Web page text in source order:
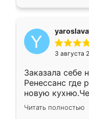
3 августа
Заказала себе
Ренессанс где
новую
вполне
два года,
Читать полностью